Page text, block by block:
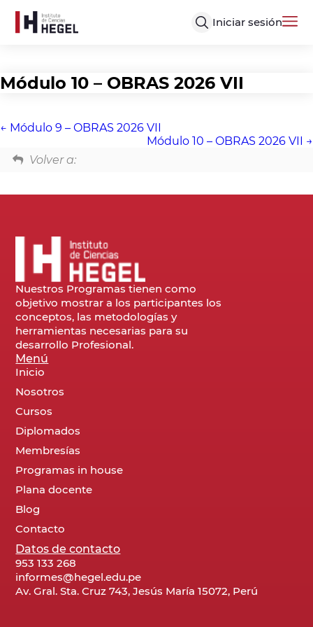
Iniciar sesión
Módulo 10 – OBRAS 2026 VII
Módulo 9 – OBRAS 2026 VII
Módulo 10 – OBRAS 2026 VII
Volver a:
Nuestros Programas tienen como
objetivo mostrar a los participantes los
conceptos, las metodologías y
herramientas necesarias para su
desarrollo Profesional.
Menú
Inicio
Nosotros
Cursos
Diplomados
Membresías
Programas in house
Plana docente
Blog
Contacto
Datos de contacto
953 133 268
informes@hegel.edu.pe
Av. Gral. Sta. Cruz 743, Jesús María 15072, Perú